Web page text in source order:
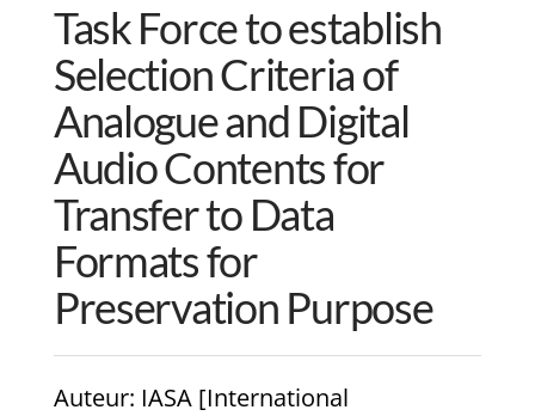
Task Force to establish
Selection Criteria of
Analogue and Digital
Audio Contents for
Transfer to Data
Formats for
Preservation Purpose
Auteur: IASA [International